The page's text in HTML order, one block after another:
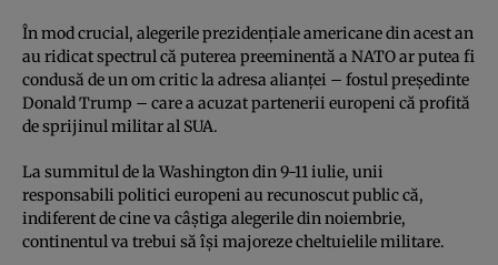
În mod crucial, alegerile prezidențiale americane din acest an
au ridicat spectrul că puterea preeminentă a NATO ar putea fi
condusă de un om critic la adresa alianței – fostul președinte
Donald Trump – care a acuzat partenerii europeni că profită
de sprijinul militar al SUA.
La summitul de la Washington din 9-11 iulie, unii
responsabili politici europeni au recunoscut public că,
indiferent de cine va câștiga alegerile din noiembrie,
continentul va trebui să își majoreze cheltuielile militare.